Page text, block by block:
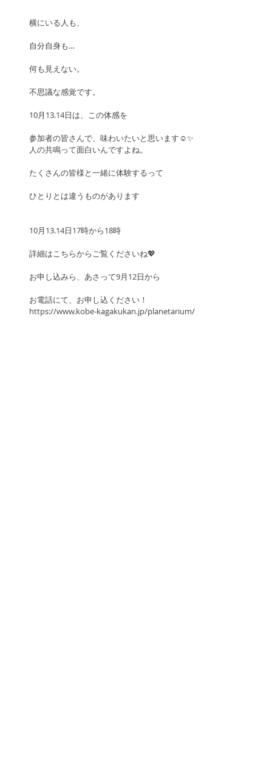
横にいる人も、
自分自身も…
何も見えない。
不思議な感覚です。
10月13.14日は、この体感を
参加者の皆さんで、味わいたいと思います☺️✨
人の共鳴って面白いんですよね。
たくさんの皆様と一緒に体験するって
ひとりとは違うものがあります
10月13.14日17時から18時
詳細はこちらからご覧くださいね💖
お申し込みら、あさって9月12日から
お電話にて、お申し込ください！
https://www.kobe-kagakukan.jp/planetarium/